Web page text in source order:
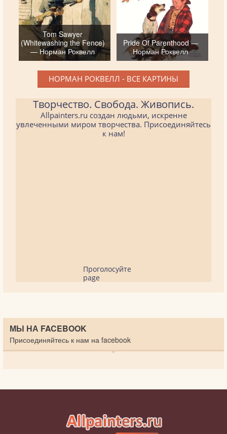
Tom Sawyer
(Whitewashing the Fence)
— Норман Роквелл
Pride Of Parenthood —
Норман Роквелл
НОРМАН РОКВЕЛЛ - ВСЕ КАРТИНЫ
Творчество. Свобода. Живопись.
Allpainters.ru создан людьми, искренне
увлеченными миром творчества. Присоединяйтесь
к нам!
Проголосуйте
page
МЫ НА FACEBOOK
Присоединяйтесь к нам на facebook